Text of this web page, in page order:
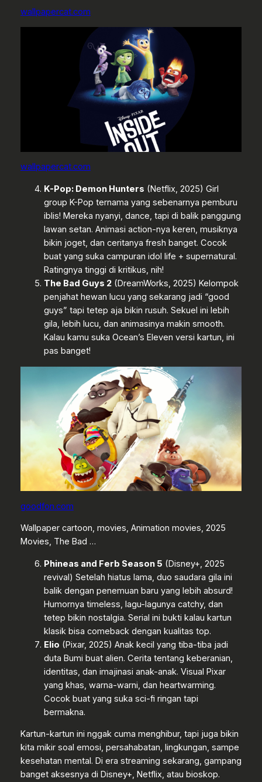
wallpapercat.com
wallpapercat.com
K-Pop: Demon Hunters (Netflix, 2025) Girl
group K-Pop ternama yang sebenarnya pemburu
iblis! Mereka nyanyi, dance, tapi di balik panggung
lawan setan. Animasi action-nya keren, musiknya
bikin joget, dan ceritanya fresh banget. Cocok
buat yang suka campuran idol life + supernatural.
Ratingnya tinggi di kritikus, nih!
The Bad Guys 2(DreamWorks, 2025) Kelompok
penjahat hewan lucu yang sekarang jadi “good
guys” tapi tetep aja bikin rusuh. Sekuel ini lebih
gila, lebih lucu, dan animasinya makin smooth.
Kalau kamu suka Ocean’s Eleven versi kartun, ini
pas banget!
goodfon.com
Wallpaper cartoon, movies, Animation movies, 2025
Movies, The Bad …
Phineas and Ferb Season 5 (Disney+, 2025
revival) Setelah hiatus lama, duo saudara gila ini
balik dengan penemuan baru yang lebih absurd!
Humornya timeless, lagu-lagunya catchy, dan
tetep bikin nostalgia. Serial ini bukti kalau kartun
klasik bisa comeback dengan kualitas top.
Elio (Pixar, 2025) Anak kecil yang tiba-tiba jadi
duta Bumi buat alien. Cerita tentang keberanian,
identitas, dan imajinasi anak-anak. Visual Pixar
yang khas, warna-warni, dan heartwarming.
Cocok buat yang suka sci-fi ringan tapi
bermakna.
Kartun-kartun ini nggak cuma menghibur, tapi juga bikin
kita mikir soal emosi, persahabatan, lingkungan, sampe
kesehatan mental. Di era streaming sekarang, gampang
banget aksesnya di Disney+, Netflix, atau bioskop.